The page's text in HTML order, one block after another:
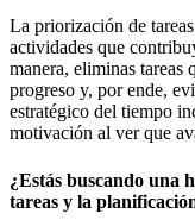
La priorización de
actividades que
manera, eliminas tareas
progreso y, por ende,
estratégico del tiempo
motivación al ver que
¿Estás buscando una
tareas y la